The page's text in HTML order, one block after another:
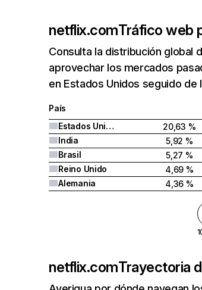
netflix.comTráfico web
Consulta la distribución global
aprovechar los mercados
en Estados Unidos seguido de
País
Estados Unidos
20,63 %
India
5,92 %
Brasil
5,27 %
Reino Unido
4,69 %
Alemania
4,36 %
netflix.comTrayectoria